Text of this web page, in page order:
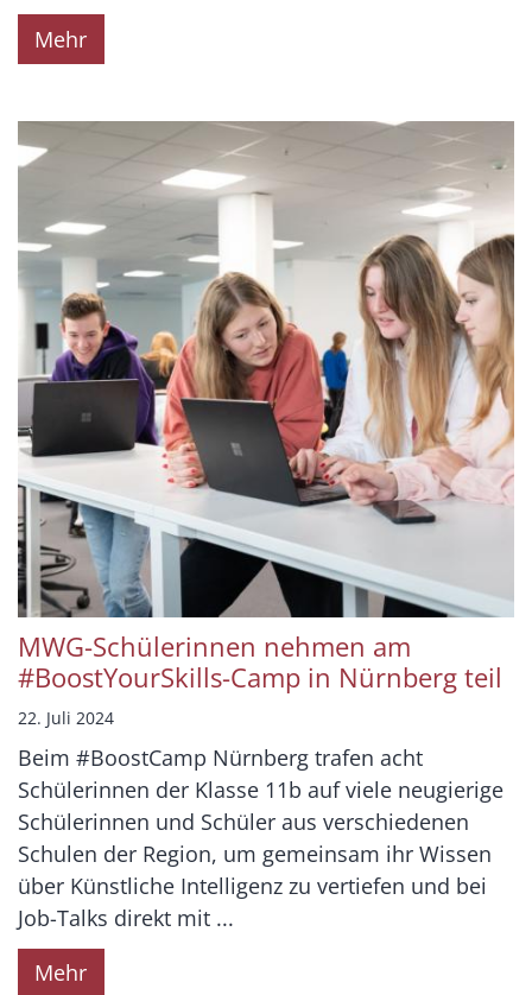
Mehr
MWG-Schülerinnen nehmen am
#BoostYourSkills-Camp in Nürnberg teil
22. Juli 2024
Beim #BoostCamp Nürnberg trafen acht
Schülerinnen der Klasse 11b auf viele neugierige
Schülerinnen und Schüler aus verschiedenen
Schulen der Region, um gemeinsam ihr Wissen
über Künstliche Intelligenz zu vertiefen und bei
Job-Talks direkt mit ...
Mehr